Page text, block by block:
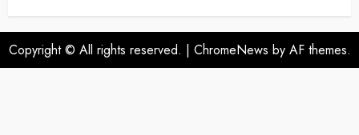
Copyright © All rights reserved. | ChromeNews by AF themes.